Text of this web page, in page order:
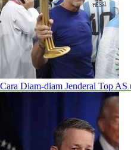
Cara Diam-diam Jenderal Top AS